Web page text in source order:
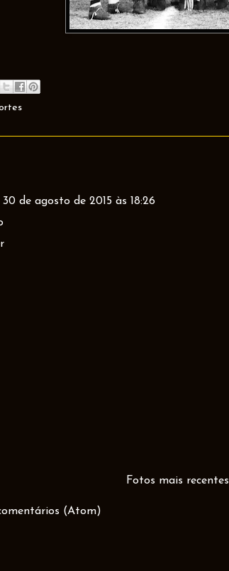
30 de agosto de 2015 às 18:26
Fotos mais recentes
(Atom)